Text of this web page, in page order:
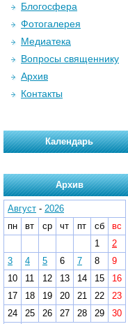
Блогосфера
Фотогалерея
Медиатека
Вопросы священнику
Архив
Контакты
Календарь
Архив
Август - 2026
пн
вт ср чт пт сб
вс
1
2
3
4 5 6 7 8
9
10
11 12 13 14 15
16
17
18 19 20 21 22
23
24
25 26 27 28 29
30